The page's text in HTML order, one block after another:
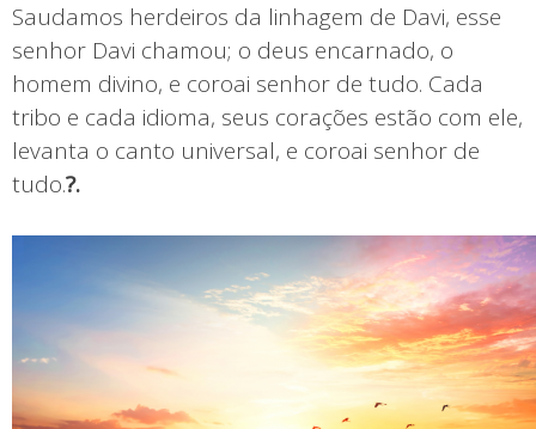
Saudamos herdeiros da linhagem de Davi, esse
senhor Davi chamou; o deus encarnado, o
homem divino, e coroai senhor de tudo. Cada
tribo e cada idioma, seus corações estão com ele,
levanta o canto universal, e coroai senhor de
tudo.?.